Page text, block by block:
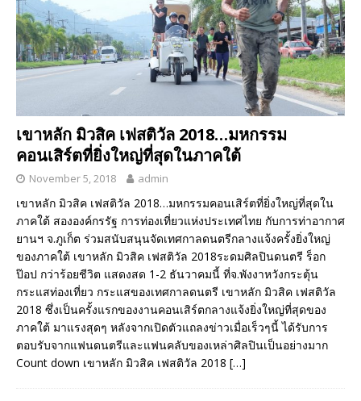
เขาหลัก มิวสิค เฟสติวัล 2018…มหกรรม
คอนเสิร์ตที่ยิ่งใหญ่ที่สุดในภาคใต้
November 5, 2018 admin
เขาหลัก มิวสิค เฟสติวัล 2018…มหกรรมคอนเสิร์ตที่ยิ่งใหญ่ที่สุดใน
ภาคใต้ สององค์กรรัฐ การท่องเที่ยวแห่งประเทศไทย กับการท่าอากาศ
ยานฯ จ.ภูเก็ต ร่วมสนับสนุนจัดเทศกาลดนตรีกลางแจ้งครั้งยิ่งใหญ่
ของภาคใต้ เขาหลัก มิวสิค เฟสติวัล 2018ระดมศิลปินดนตรี ร็อก
ป๊อป กว่าร้อยชีวิต แสดงสด 1-2 ธันวาคมนี้ ที่จ.พังงาหวังกระตุ้น
กระแสท่องเที่ยว กระแสของเทศกาลดนตรี เขาหลัก มิวสิค เฟสติวัล
2018 ซึ่งเป็นครั้งแรกของงานคอนเสิร์ตกลางแจ้งยิ่งใหญ่ที่สุดของ
ภาคใต้ มาแรงสุดๆ หลังจากเปิดตัวแถลงข่าวเมื่อเร็วๆนี้ ได้รับการ
ตอบรับจากแฟนดนตรีและแฟนคลับของเหล่าศิลปินเป็นอย่างมาก
Count down เขาหลัก มิวสิค เฟสติวัล 2018 […]